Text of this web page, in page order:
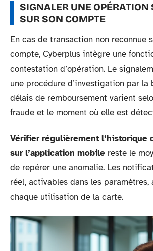
SIGNALER UNE OPÉRATION
SUR SON COMPTE
En cas de transaction non reconnue
compte, Cyberplus intègre une
contestation d’opération. Le
une procédure d’investigation par la
délais de remboursement varient
fraude et le moment où elle est
Vérifier régulièrement l’historique
sur l’application mobile reste le
de repérer une anomalie. Les
réel, activables dans les paramètres,
chaque utilisation de la carte.